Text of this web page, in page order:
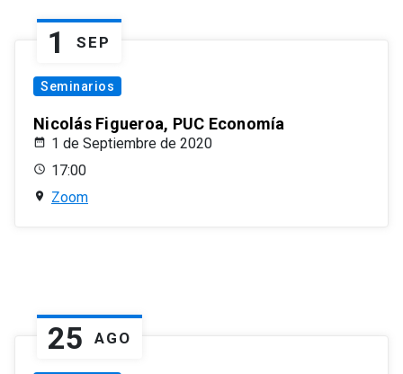
1 SEP
Seminarios
Nicolás Figueroa, PUC Economía
1 de Septiembre de 2020
17:00
Zoom
25 AGO